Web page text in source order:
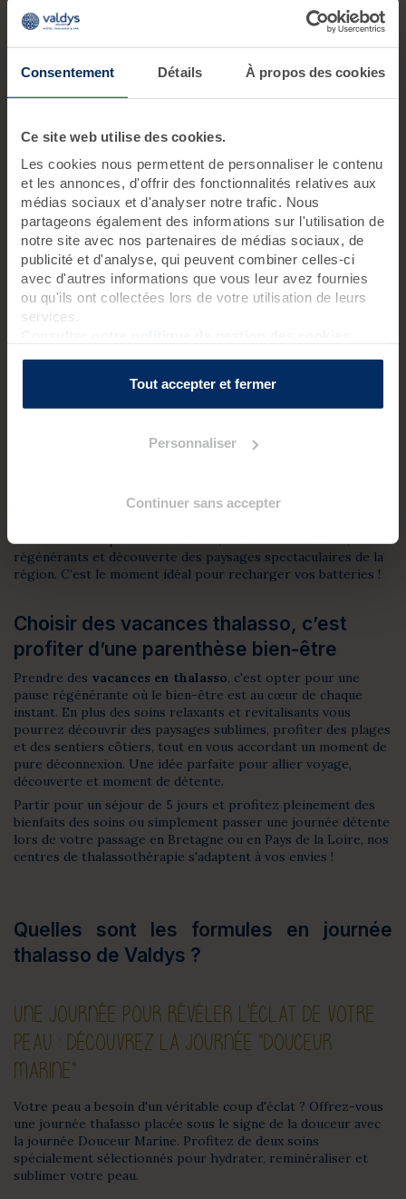
Consentement Détails À propos des cookies
Ce site web utilise des cookies.
Les cookies nous permettent de personnaliser le contenu
et les annonces, d'offrir des fonctionnalités relatives aux
médias sociaux et d'analyser notre trafic. Nous
partageons également des informations sur l'utilisation de
notre site avec nos partenaires de médias sociaux, de
publicité et d'analyse, qui peuvent combiner celles-ci
avec d'autres informations que vous leur avez fournies
ou qu'ils ont collectées lors de votre utilisation de leurs
services.
Tout accepter et fermer
Personnaliser
Continuer sans accepter
exclusivement
dédiées à la minceur, l’éclat de la peau, la
détentes à petits prix
tout l'été.
Chaque formule comprend un duo de soins exclusifs :
pressothérapies, massages, bains hydromassants,…
Sélectionnez celle qui vous correspond et bénéficiez d’un
moment de pure relaxation avec Valdys.
L'ACCÈS ILLIMITÉ AU SPA MARIN
Chaque journée bien-être ouvre l'accès illimité au Spa Marin ,
unlieu de détente total
Les offres thalasso chez Valdys Resort ne sont pas
immersive et personnalisée, où chaque détail est pensé
environnement paisible et naturel, combinez relaxation, soins
régénérants et découverte des paysages spectaculaires de la
région. C’est le moment idéal pour recharger vos batteries !
Choisir des vacances thalasso, c’est
profiter d’une parenthèse bien-être
Prendre des vacances en thalasso, c'est opter pour une
pause régénérante où le bien-être est au cœur de chaque
instant. En plus des soins relaxants et revitalisants vous
pourrez découvrir des paysages sublimes, profiter des plages
et des sentiers côtiers, tout en vous accordant un moment de
pure déconnexion. Une idée parfaite pour allier voyage,
découverte et moment de détente.
Partir pour un séjour de 5 jours et profitez pleinement des
bienfaits des soins ou simplement passer une journée détente
lors de votre passage en Bretagne ou en Pays de la Loire, nos
centres de thalassothérapie s'adaptent à vos envies !
Quelles sont les formules en journée
thalasso de Valdys ?
UNE JOURNÉE POUR RÉVÉLER L'ÉCLAT DE VOTRE
PEAU : DÉCOUVREZ LA JOURNÉE "DOUCEUR
MARINE"
Votre peau a besoin d'un véritable coup d'éclat ? Offrez-vous
une journée thalasso placée sous le signe de la douceur avec
la journée Douceur Marine. Profitez de deux soins
spécialement sélectionnés pour hydrater, reminéraliser et
sublimer votre peau.